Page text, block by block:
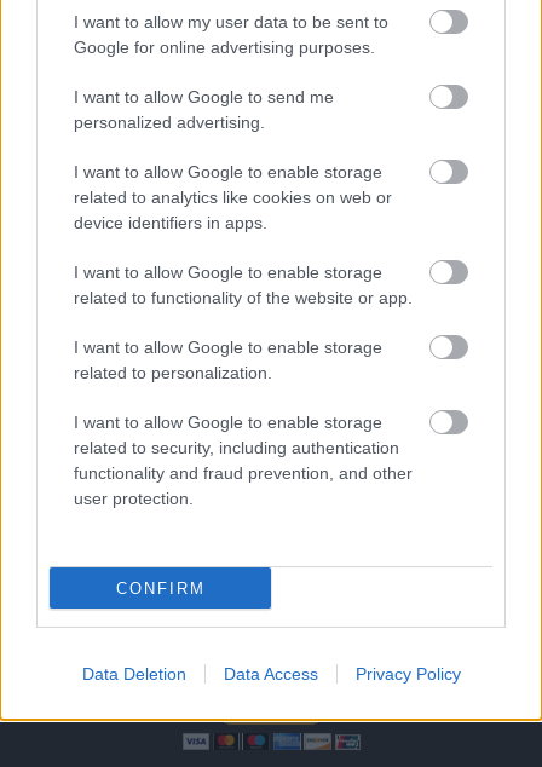
I want to allow my user data to be sent to
Google for online advertising purposes.
I want to allow Google to send me
personalized advertising.
I want to allow Google to enable storage
related to analytics like cookies on web or
device identifiers in apps.
I want to allow Google to enable storage
related to functionality of the website or app.
I want to allow Google to enable storage
related to personalization.
I want to allow Google to enable storage
related to security, including authentication
functionality and fraud prevention, and other
user protection.
CONFIRM
Data Deletion Data Access Privacy Policy
Meccs Center
Paris Saint-Germain
Manchester United
Felkészülési szezon 4. mérkőzés
Nya Ullevi, Göteborg
0 nap 1 óra 6 perc 20 másodperc
Leeds UnitedvsManchester United
AC MilanvsManchester United2026-08-15 18:00
ELŐZŐ MÉRKŐZÉSEK
Támogatás
a ManUtdFanatics.hu működését!